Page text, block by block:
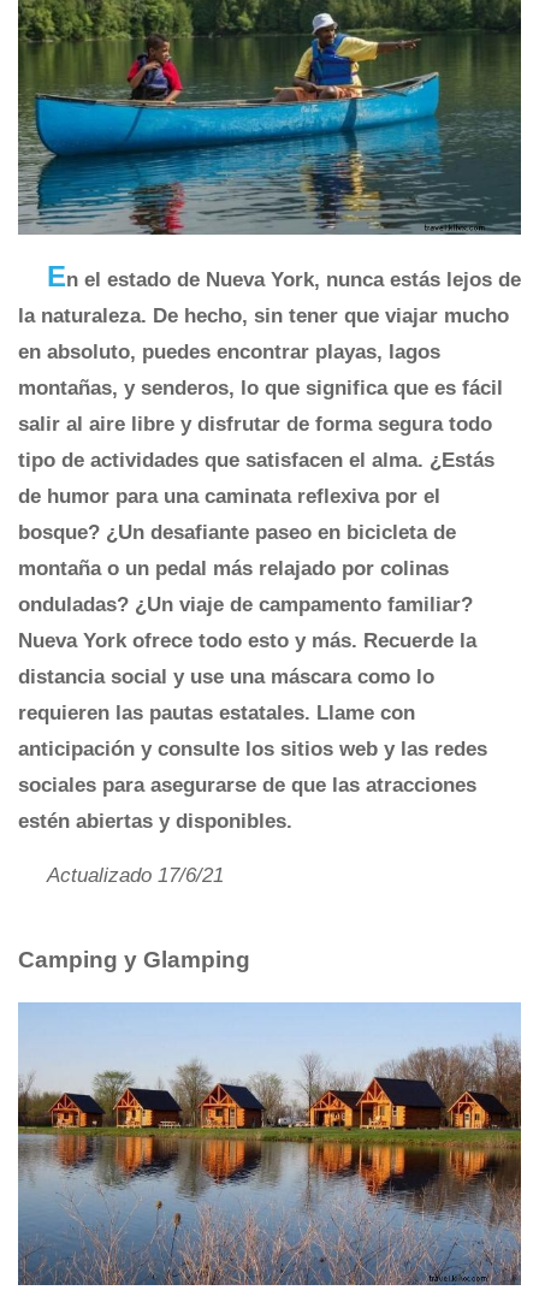
En el estado de Nueva York, nunca estás lejos de
la naturaleza. De hecho, sin tener que viajar mucho
en absoluto, puedes encontrar playas, lagos
montañas, y senderos, lo que significa que es fácil
salir al aire libre y disfrutar de forma segura todo
tipo de actividades que satisfacen el alma. ¿Estás
de humor para una caminata reflexiva por el
bosque? ¿Un desafiante paseo en bicicleta de
montaña o un pedal más relajado por colinas
onduladas? ¿Un viaje de campamento familiar?
Nueva York ofrece todo esto y más. Recuerde la
distancia social y use una máscara como lo
requieren las pautas estatales. Llame con
anticipación y consulte los sitios web y las redes
sociales para asegurarse de que las atracciones
estén abiertas y disponibles.
Actualizado 17/6/21
Camping y Glamping